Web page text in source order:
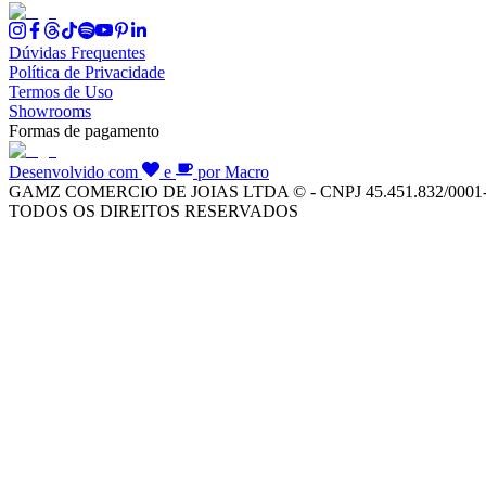
Dúvidas Frequentes
Política de Privacidade
Termos de Uso
Showrooms
Formas de pagamento
Desenvolvido com e
por Macro
GAMZ COMERCIO DE JOIAS LTDA © - CNPJ 45.451.832/
TODOS OS DIREITOS RESERVADOS